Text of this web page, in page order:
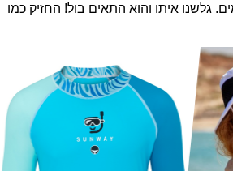
איתו והוא התאים בול! החזיק כמו